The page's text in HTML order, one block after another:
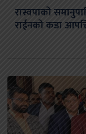
रास्वपाको
राईनको कडा